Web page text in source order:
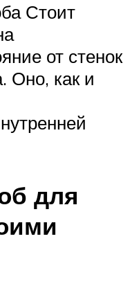
Стоит
от стенок
Оно, как и
для